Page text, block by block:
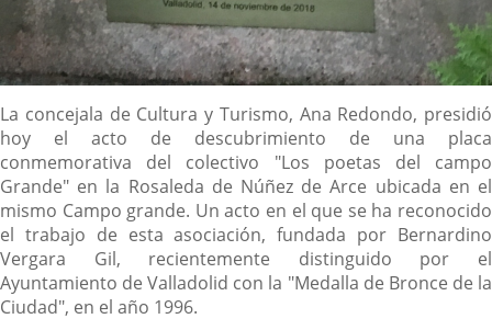
Descripción
La concejala de Cultura y Turismo, Ana Redondo, presidió
hoy el acto de descubrimiento de una placa
conmemorativa del colectivo "Los poetas del campo
Grande" en la Rosaleda de Núñez de Arce ubicada en el
mismo Campo grande. Un acto en el que se ha reconocido
el trabajo de esta asociación, fundada por Bernardino
Vergara Gil, recientemente distinguido por el
Ayuntamiento de Valladolid con la "Medalla de Bronce de la
Ciudad", en el año 1996.